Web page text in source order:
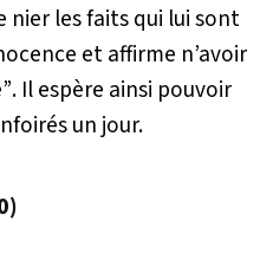
nier les faits qui lui sont
et affirme n’avoir
. Il espère ainsi pouvoir
un jour.
)